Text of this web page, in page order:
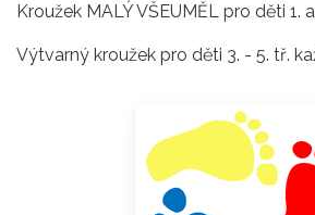
Kroužek MALÝ VŠEUMĚL pro děti 1.
Výtvarný kroužek pro děti 3. - 5. tř.